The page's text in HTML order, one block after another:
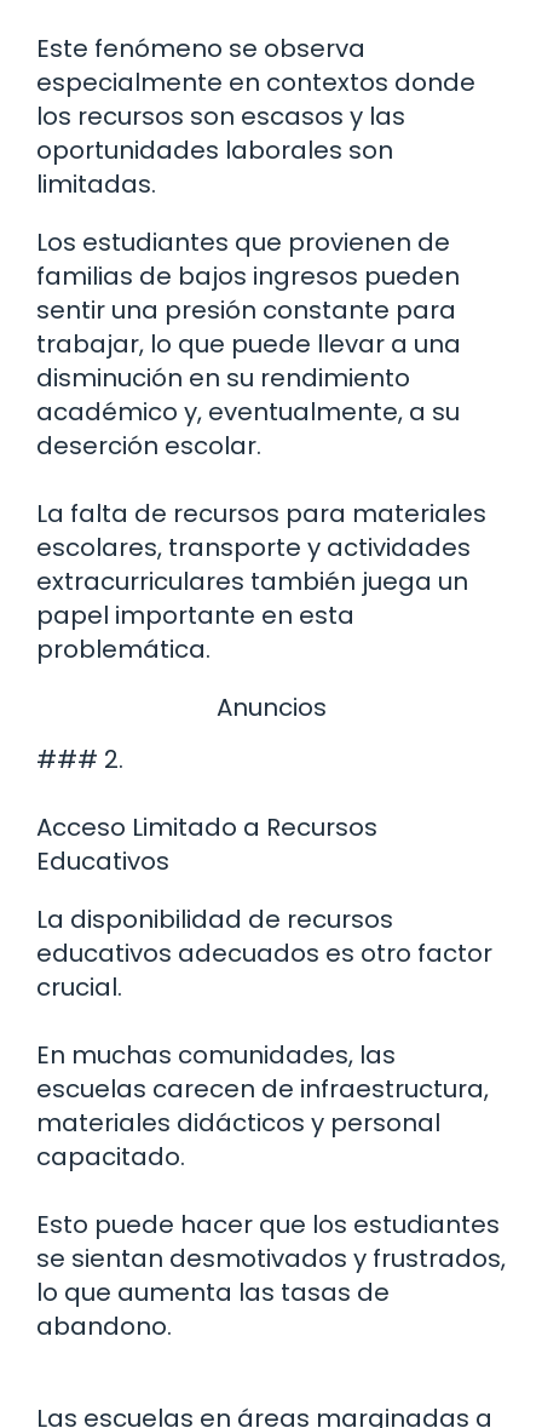
Este fenómeno se observa
especialmente en contextos donde
los recursos son escasos y las
oportunidades laborales son
limitadas.
Los estudiantes que provienen de
familias de bajos ingresos pueden
sentir una presión constante para
trabajar, lo que puede llevar a una
disminución en su rendimiento
académico y, eventualmente, a su
deserción escolar.
La falta de recursos para materiales
escolares, transporte y actividades
extracurriculares también juega un
papel importante en esta
problemática.
Anuncios
### 2.
Acceso Limitado a Recursos
Educativos
La disponibilidad de recursos
educativos adecuados es otro factor
crucial.
En muchas comunidades, las
escuelas carecen de infraestructura,
materiales didácticos y personal
capacitado.
Esto puede hacer que los estudiantes
se sientan desmotivados y frustrados,
lo que aumenta las tasas de
abandono.
Las escuelas en áreas marginadas a